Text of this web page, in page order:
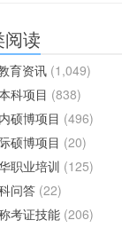
读
育资讯 (1,049)
科项目 (838)
硕博项目 (496)
硕博项目 (20)
职业培训 (125)
问答 (22)
考证技能 (206)